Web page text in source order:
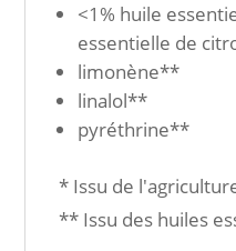
<1% huile
essentielle de
limonène**
linalol**
pyréthrine**
* Issu de
** Issu des huiles